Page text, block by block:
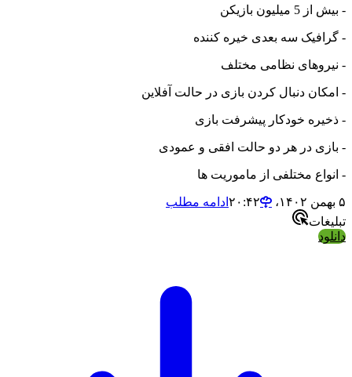
- بیش از 5 میلیون بازیکن
- گرافیک سه بعدی خیره کننده
- نیروهای نظامی مختلف
- امکان دنبال کردن بازی در حالت آفلاین
- ذخیره خودکار پیشرفت بازی
- بازی در هر دو حالت افقی و عمودی
- انواع مختلفی از ماموریت ها
۵ بهمن ۱۴۰۲،‏ ۲۰:۴۲
ادامه مطلب
تبلیغات
دانلود